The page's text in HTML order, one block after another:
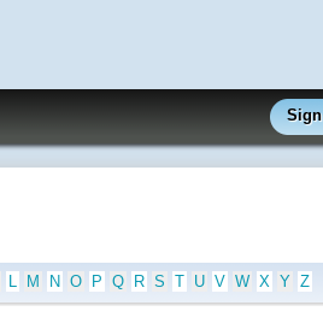
L M N O P Q R S T U V W X Y Z